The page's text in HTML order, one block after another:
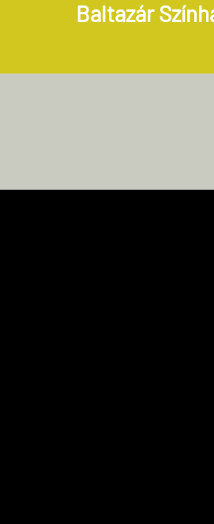
Baltazár